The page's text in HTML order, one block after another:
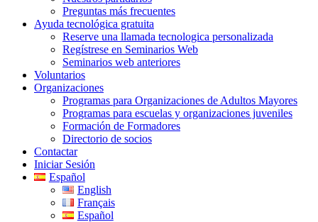
Preguntas más frecuentes
Ayuda tecnológica gratuita
Reserve una llamada tecnologica personalizada
Regístrese en Seminarios Web
Seminarios web anteriores
Voluntarios
Organizaciones
Programas para Organizaciones de Adultos Mayores
Programas para escuelas y organizaciones juveniles
Formación de Formadores
Directorio de socios
Contactar
Iniciar Sesión
Español
English
Français
Español